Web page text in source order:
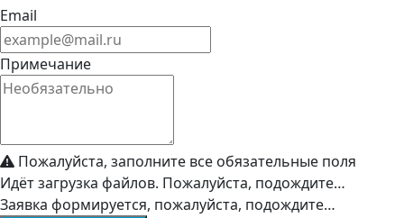
Email
Примечание
Пожалуйста, заполните все обязательные поля
Идёт загрузка файлов. Пожалуйста, подождите…
Заявка формируется, пожалуйста, подождите…